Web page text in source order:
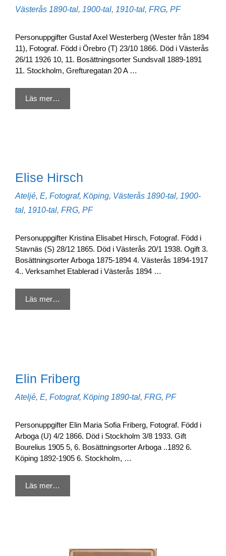
Västerås Etiketter
1890-tal, 1900-tal, 1910-tal, FRG, PF
Personuppgifter Gustaf Axel Westerberg (Wester från 1894
11), Fotograf. Född i Örebro (T) 23/10 1866. Död i Västerås
26/11 1926 10, 11. Bosättningsorter Sundsvall 1889-1891
11. Stockholm, Grefturegatan 20 A …
Läs mer…
Elise Hirsch
Kategorier
Ateljé, E, Fotograf, Köping, Västerås Etiketter
1890-tal, 1900-
tal, 1910-tal, FRG, PF
Personuppgifter Kristina Elisabet Hirsch, Fotograf. Född i
Stavnäs (S) 28/12 1865. Död i Västerås 20/1 1938. Ogift 3.
Bosättningsorter Arboga 1875-1894 4. Västerås 1894-1917
4.. Verksamhet Etablerad i Västerås 1894 …
Läs mer…
Elin Friberg
Kategorier
Ateljé, E, Fotograf, Köping Etiketter
1890-tal, FRG, PF
Personuppgifter Elin Maria Sofia Friberg, Fotograf. Född i
Arboga (U) 4/2 1866. Död i Stockholm 3/8 1933. Gift
Bourelius 1905 5, 6. Bosättningsorter Arboga ..1892 6.
Köping 1892-1905 6. Stockholm, …
Läs mer…